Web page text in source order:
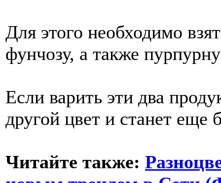
Для этого необходимо
фунчозу, а также
Если варить эти два
другой цвет и станет еще
Читайте также: